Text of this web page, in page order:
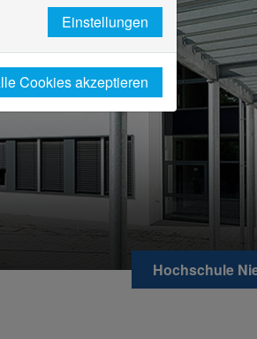
Hochschule
Einstellungen
Cookies akzeptieren